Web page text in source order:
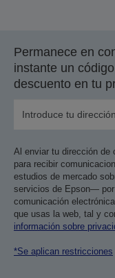
Permanece en
instante un
descuento en tu
Al enviar tu dirección de
para recibir
estudios de mercado
servicios de Epson—
comunicación
que usas la web, tal y
información sobre
*Se aplican restricciones